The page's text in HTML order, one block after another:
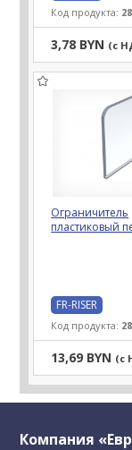
Код продукта:
3,78 BYN (с
Ограничитель
пластиковый
FR-RISER
Код продукта:
13,69 BYN (с
Компания